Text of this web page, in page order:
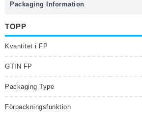
Packaging Information
TOPP
Kvantitet i FP
GTIN FP
Packaging Type
Förpackningsfunktion